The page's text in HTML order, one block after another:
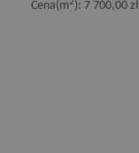
Cena(m2): 7 700,00 zł